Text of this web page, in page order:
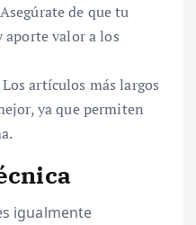
de que tu
aporte valor a los
Los artículos más largos
ya que permiten
igualmente